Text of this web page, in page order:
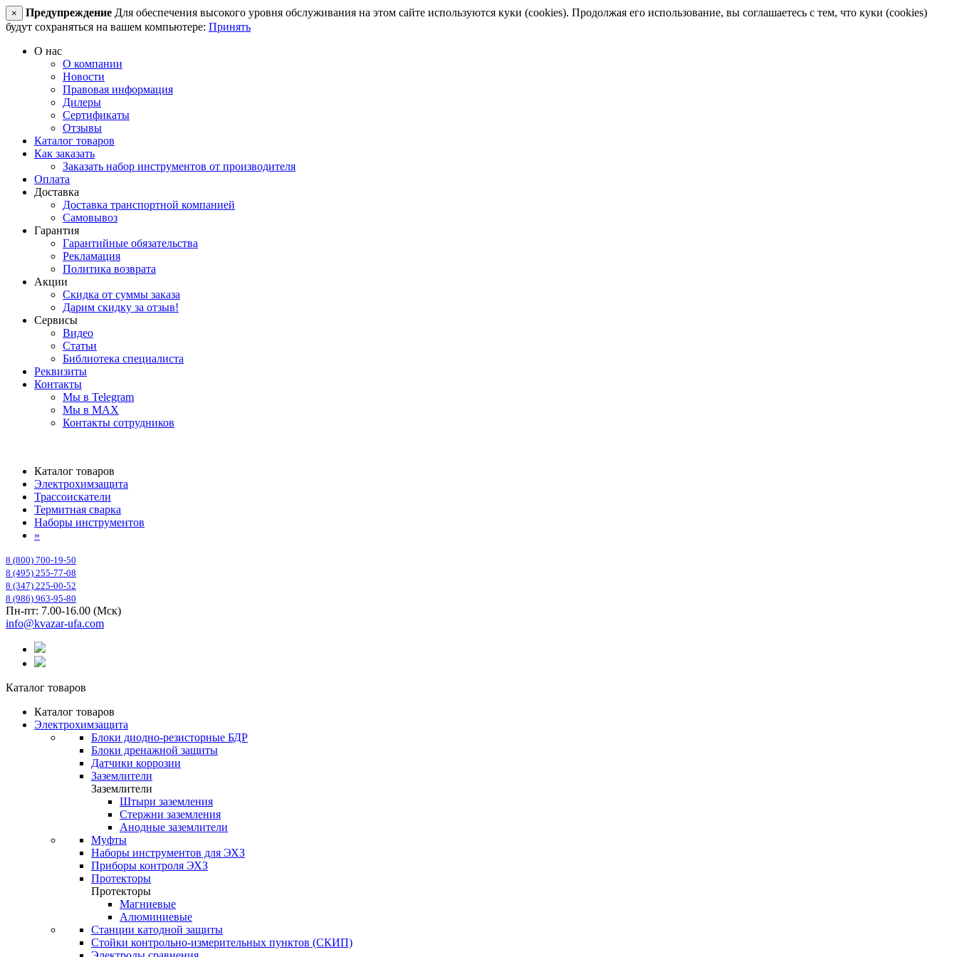
× Предупреждение Для обеспечения высокого уровня обслуживания на этом сайте используются куки (cookies). Продолжая его использование, вы соглашаетесь с тем, что куки (cookies)
будут сохраняться на вашем компьютере: Принять
О нас
О компании
Новости
Правовая информация
Дилеры
Сертификаты
Отзывы
Каталог товаров
Как заказать
Заказать набор инструментов от производителя
Оплата
Доставка
Доставка транспортной компанией
Самовывоз
Гарантия
Гарантийные обязательства
Рекламация
Политика возврата
Акции
Скидка от суммы заказа
Дарим скидку за отзыв!
Сервисы
Видео
Статьи
Библиотека специалиста
Реквизиты
Контакты
Мы в Telegram
Мы в MAX
Контакты сотрудников
Каталог товаров
Электрохимзащита
Трассоискатели
Термитная сварка
Наборы инструментов
»
8 (800) 700-19-50
8 (495) 255-77-08
8 (347) 225-00-52
8 (986) 963-95-80
Пн-пт: 7.00-16.00 (Мск)
info@kvazar-ufa.com
Каталог товаров
Каталог товаров
Электрохимзащита
Блоки диодно-резисторные БДР
Блоки дренажной защиты
Датчики коррозии
Заземлители
Заземлители
Штыри заземления
Стержни заземления
Анодные заземлители
Муфты
Наборы инструментов для ЭХЗ
Приборы контроля ЭХЗ
Протекторы
Протекторы
Магниевые
Алюминиевые
Станции катодной защиты
Стойки контрольно-измерительных пунктов (СКИП)